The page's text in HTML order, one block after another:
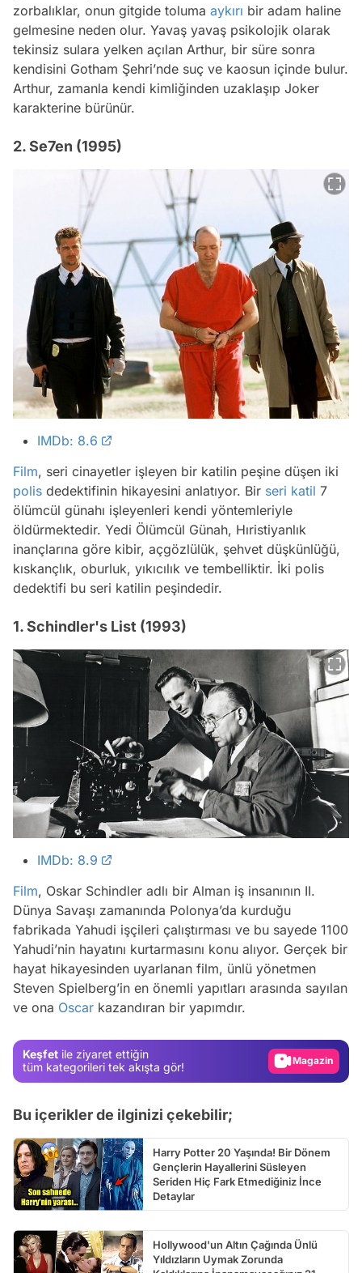
zorbalıklar, onun gitgide toluma aykırı bir adam haline
gelmesine neden olur. Yavaş yavaş psikolojik olarak
tekinsiz sulara yelken açılan Arthur, bir süre sonra
kendisini Gotham Şehri’nde suç ve kaosun içinde bulur.
Arthur, zamanla kendi kimliğinden uzaklaşıp Joker
karakterine bürünür.
2. Se7en (1995)
IMDb: 8.6
Film, seri cinayetler işleyen bir katilin peşine düşen iki
polis dedektifinin hikayesini anlatıyor. Bir seri katil 7
ölümcül günahı işleyenleri kendi yöntemleriyle
öldürmektedir. Yedi Ölümcül Günah, Hıristiyanlık
inançlarına göre kibir, açgözlülük, şehvet düşkünlüğü,
kıskançlık, oburluk, yıkıcılık ve tembelliktir. İki polis
dedektifi bu seri katilin peşindedir.
1. Schindler's List (1993)
IMDb: 8.9
Film, Oskar Schindler adlı bir Alman iş insanının II.
Dünya Savaşı zamanında Polonya’da kurduğu
fabrikada Yahudi işçileri çalıştırması ve bu sayede 1100
Yahudi’nin hayatını kurtarmasını konu alıyor. Gerçek bir
hayat hikayesinden uyarlanan film, ünlü yönetmen
Steven Spielberg’in en önemli yapıtları arasında sayılan
ve ona Oscar kazandıran bir yapımdır.
Keşfet ile ziyaret ettiğin
tüm kategorileri tek akışta gör!
Video
Test
Video
Bu içerikler de ilginizi çekebilir;
Harry Potter 20 Yaşında! Bir Dönem
Gençlerin Hayallerini Süsleyen
Seriden Hiç Fark Etmediğiniz İnce
Detaylar
Hollywood'un Altın Çağında Ünlü
Yıldızların Uymak Zorunda